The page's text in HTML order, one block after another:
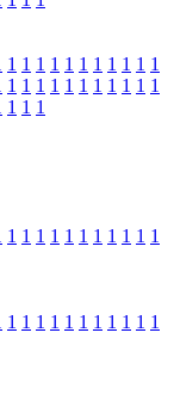
1 1 1 1 1 1 1 1 1 1 1
1 1 1 1 1 1 1 1 1 1 1
1 1 1
1 1 1 1 1 1 1 1 1 1 1
1 1 1 1 1 1 1 1 1 1 1